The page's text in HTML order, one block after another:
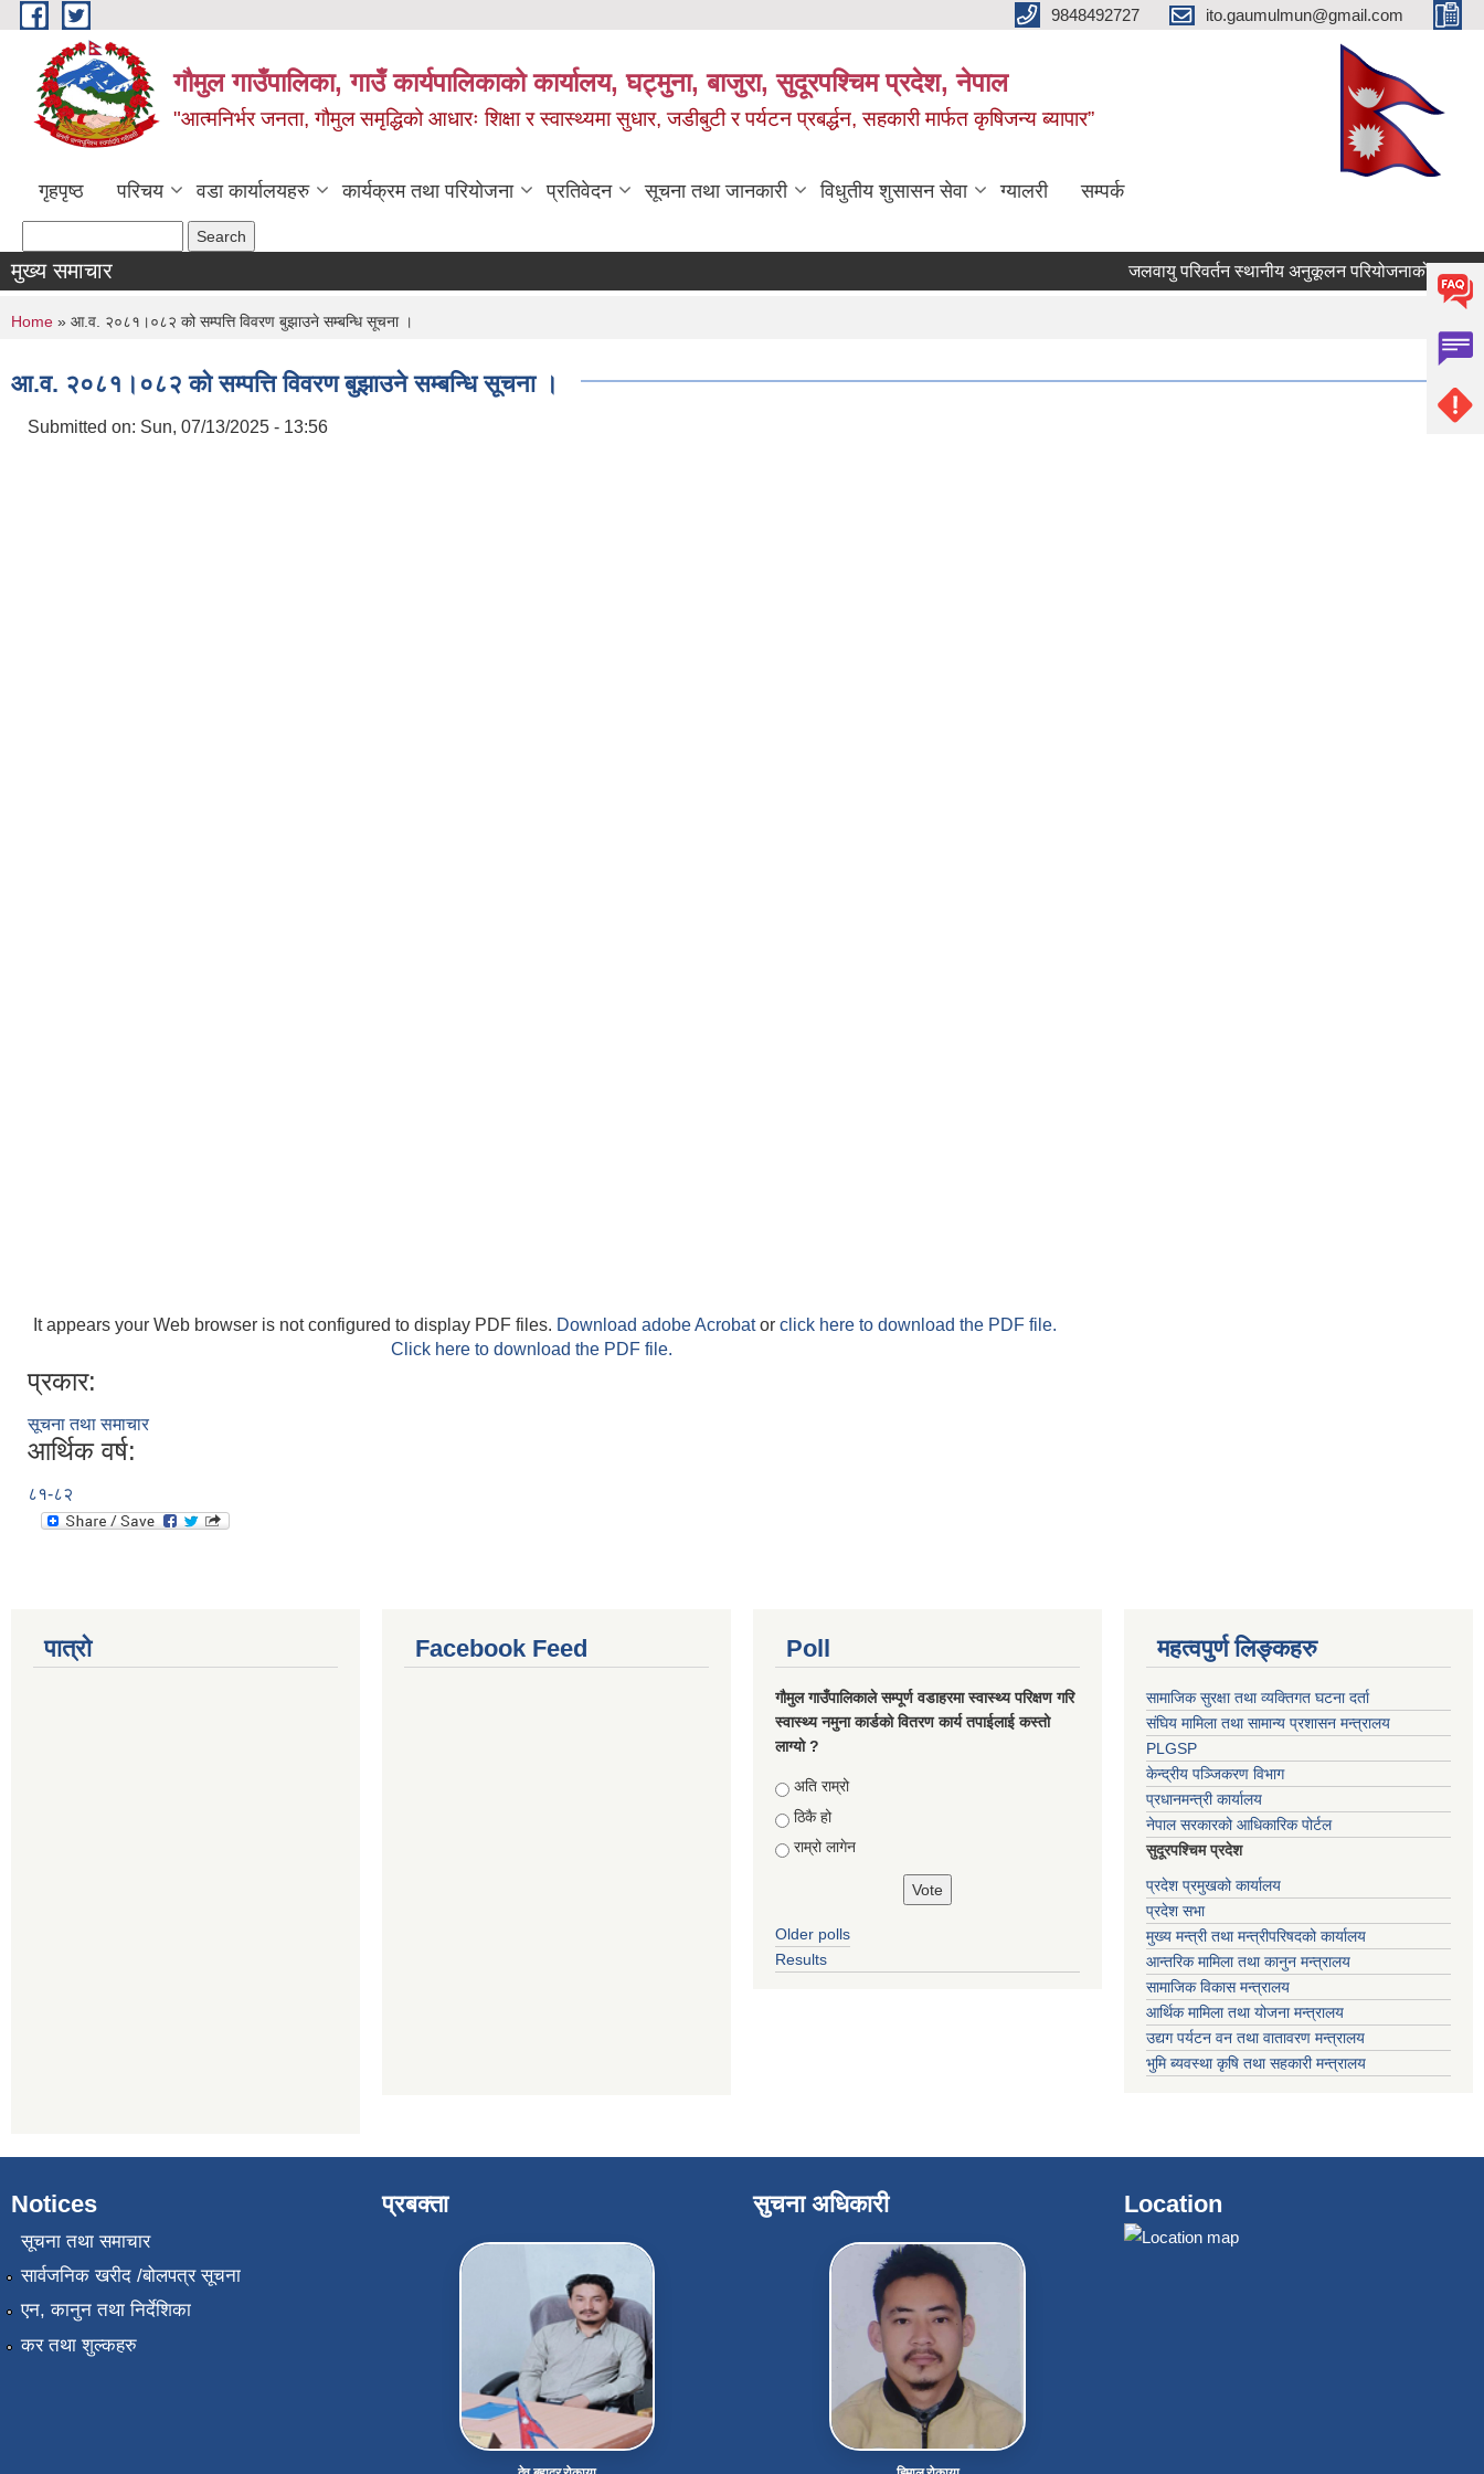
Skip to main content 9848492727 ito.gaumulmun@gmail.com
गौमुल गाउँपालिका, गाउँ कार्यपालिकाको कार्यालय, घट्मुना, बाजुरा, सुदूरपश्चिम प्रदेश, नेपाल
"आत्मनिर्भर जनता, गौमुल समृद्धिको आधारः शिक्षा र स्वास्थ्यमा सुधार, जडीबुटी र पर्यटन प्रबर्द्धन, सहकारी मार्फत कृषिजन्य ब्यापार”
गृहपृष्ठ परिचय वडा कार्यालयहरु कार्यक्रम तथा परियोजना प्रतिवेदन सूचना तथा जानकारी विधुतीय शुसासन सेवा ग्यालरी सम्पर्क
मुख्य समाचार जलवायु परिवर्तन स्थानीय अनुकूलन परियोजनाको आ.व.
You are here
Home » आ.व. २०८१।०८२ को सम्पत्ति विवरण बुझाउने सम्बन्धि सूचना ।
आ.व. २०८१।०८२ को सम्पत्ति विवरण बुझाउने सम्बन्धि सूचना ।
Submitted on: Sun, 07/13/2025 - 13:56
It appears your Web browser is not configured to display PDF files. Download adobe Acrobator click here to download the PDF file.
Click here to download the PDF file.
प्रकार:
सूचना तथा समाचार
आर्थिक वर्ष:
८१-८२
पात्रो Facebook Feed Poll
गौमुल गाउँपालिकाले सम्पूर्ण वडाहरमा स्वास्थ्य परिक्षण गरि
स्वास्थ्य नमुना कार्डको वितरण कार्य तपाईलाई कस्तो
लाग्यो ?
Choices
अति राम्रो
ठिकै हो
राम्रो लागेन
Older polls
Results
महत्वपुर्ण लिङ्कहरु
सामाजिक सुरक्षा तथा व्यक्तिगत घटना दर्ता
संघिय मामिला तथा सामान्य प्रशासन मन्त्रालय
PLGSP
केन्द्रीय पञ्जिकरण विभाग
प्रधानमन्त्री कार्यालय
नेपाल सरकारको आधिकारिक पोर्टल
सुदूरपश्चिम प्रदेश
प्रदेश प्रमुखको कार्यालय
प्रदेश सभा
मुख्य मन्त्री तथा मन्त्रीपरिषदको कार्यालय
आन्तरिक मामिला तथा कानुन मन्त्रालय
सामाजिक विकास मन्त्रालय
आर्थिक मामिला तथा योजना मन्त्रालय
उद्यग पर्यटन वन तथा वातावरण मन्त्रालय
भुमि ब्यवस्था कृषि तथा सहकारी मन्त्रालय
Notices
सूचना तथा समाचार
सार्वजनिक खरीद /बोलपत्र सूचना
एन, कानुन तथा निर्देशिका
कर तथा शुल्कहरु
प्रबक्ता सुचना अधिकारी Location